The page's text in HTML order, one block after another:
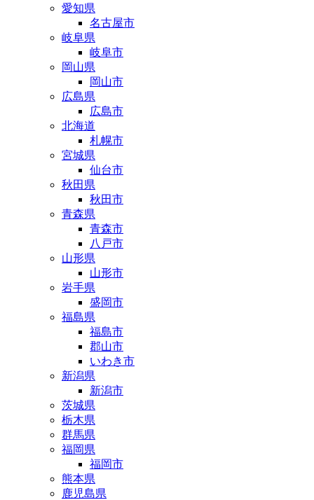
愛知県
名古屋市
岐阜県
岐阜市
岡山県
岡山市
広島県
広島市
北海道
札幌市
宮城県
仙台市
秋田県
秋田市
青森県
青森市
八戸市
山形県
山形市
岩手県
盛岡市
福島県
福島市
郡山市
いわき市
新潟県
新潟市
茨城県
栃木県
群馬県
福岡県
福岡市
熊本県
鹿児島県